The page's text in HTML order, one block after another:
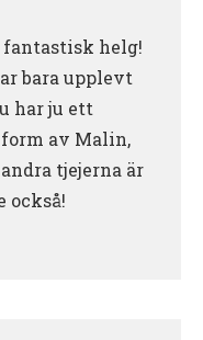
fantastisk helg!
bara upplevt
har ju ett
av Malin,
tjejerna är
också!